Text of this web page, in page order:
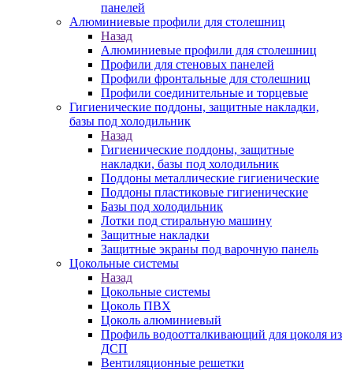
панелей
Алюминиевые профили для столешниц
Назад
Алюминиевые профили для столешниц
Профили для стеновых панелей
Профили фронтальные для столешниц
Профили соединительные и торцевые
Гигиенические поддоны, защитные накладки,
базы под холодильник
Назад
Гигиенические поддоны, защитные
накладки, базы под холодильник
Поддоны металлические гигиенические
Поддоны пластиковые гигиенические
Базы под холодильник
Лотки под стиральную машину
Защитные накладки
Защитные экраны под варочную панель
Цокольные системы
Назад
Цокольные системы
Цоколь ПВХ
Цоколь алюминиевый
Профиль водоотталкивающий для цоколя из
ДСП
Вентиляционные решетки